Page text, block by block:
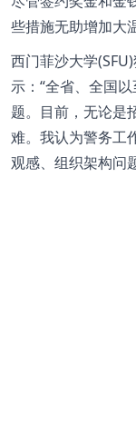
些措施无助增加大
西门菲沙大学
示：“全省、全国
题。目前，无论是
难。我认为警务工
观感、组织架构问